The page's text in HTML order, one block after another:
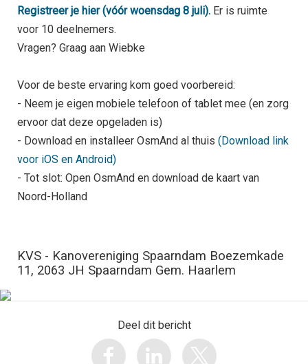
Registreer je hier (vóór woensdag 8 juli). Er is ruimte
voor 10 deelnemers.
Vragen? Graag aan Wiebke
Voor de beste ervaring kom goed voorbereid:
- Neem je eigen mobiele telefoon of tablet mee (en zorg
ervoor dat deze opgeladen is)
- Download en installeer OsmAnd al thuis (Download link
voor iOS en Android)
- Tot slot: Open OsmAnd en download de kaart van
Noord-Holland
KVS - Kanovereniging Spaarndam Boezemkade
11, 2063 JH Spaarndam Gem. Haarlem
Deel dit bericht